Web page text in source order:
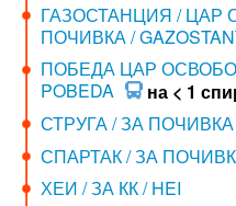
ГАЗОСТАНЦИЯ / ЦАР
ПОЧИВКА /
ПОБЕДА ЦАР
POBEDA
на < 1
СТРУГА / ЗА ПОЧИВКА
СПАРТАК / ЗА
ХЕИ / ЗА КК / HEI